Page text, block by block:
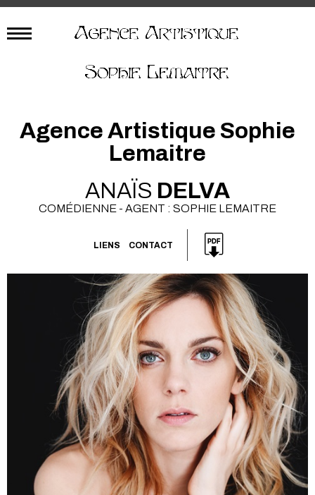
Agence Artistique Sophie
Lemaitre
ANAÏS DELVA
COMÉDIENNE - AGENT : SOPHIE LEMAITRE
LIENS CONTACT